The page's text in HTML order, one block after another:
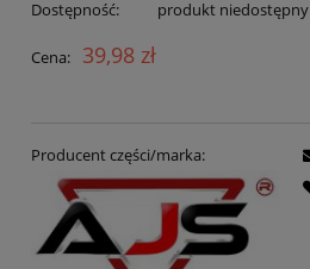
Dostępność: produkt niedostępny
Cena: 39,98 zł
Producent części/marka: